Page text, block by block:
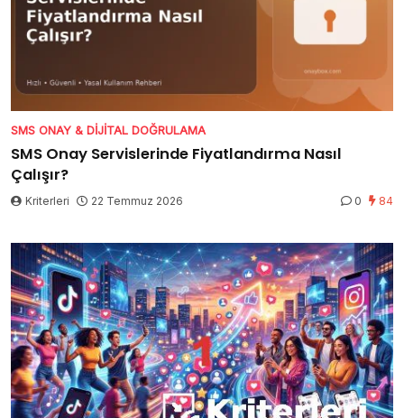
SMS ONAY & DIJITAL DOĞRULAMA
SMS Onay Servislerinde Fiyatlandırma Nasıl
Çalışır?
Kriterleri 22 Temmuz 2026 0 84